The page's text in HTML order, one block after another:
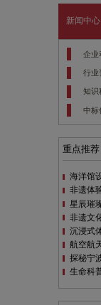
新闻中
企业
行业
知识
中标
重点推荐
海洋馆
沉浸式
全息体